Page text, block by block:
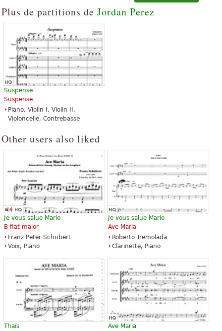
Plus de partitions de Jordan Perez
Suspense
Suspense
Piano, Violin I, Violin II,
Violoncelle, Contrebasse
Other users also liked
Je vous salue Marie
B flat major
Franz Peter Schubert
Voix, Piano
Je vous salue Marie
Ave Maria
Roberto Tremolada
Clarinette, Piano
Thaïs
Ave Maria